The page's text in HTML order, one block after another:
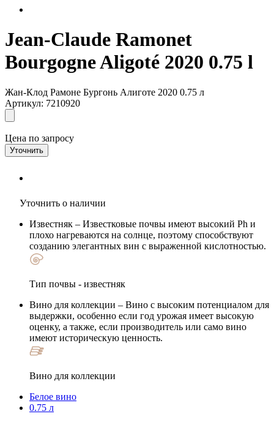
Jean-Claude Ramonet
Bourgogne Aligoté 2020 0.75 l
Жан-Клод Рамоне Бургонь Алиготе 2020 0.75 л
Артикул: 7210920
Цена по запросу
Уточнить
Уточнить о наличии
Известняк – Известковые почвы имеют высокий Ph и
плохо нагреваются на солнце, поэтому способствуют
созданию элегантных вин с выраженной кислотностью.
Тип почвы - известняк
Вино для коллекции – Вино с высоким потенциалом для
выдержки, особенно если год урожая имеет высокую
оценку, а также, если производитель или само вино
имеют историческую ценность.
Вино для коллекции
Белое вино
0.75 л